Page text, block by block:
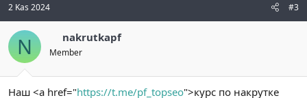
2 Kas 2024 #3
N nakrutkapf
Member
Наш <a href="https://t.me/pf_topseo">курс по накрутке